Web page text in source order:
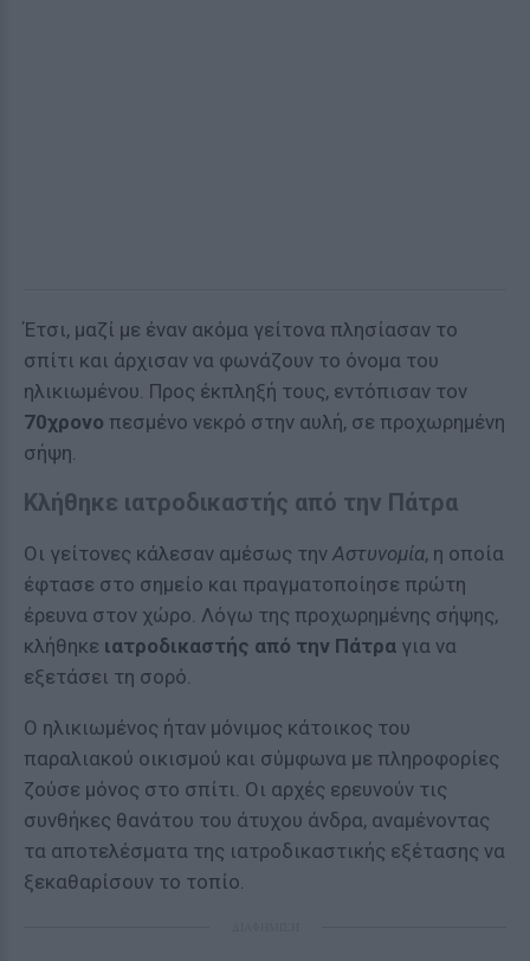
Έτσι, μαζί με έναν ακόμα γείτονα πλησίασαν το
σπίτι και άρχισαν να φωνάζουν το όνομα του
ηλικιωμένου. Προς έκπληξή τους, εντόπισαν τον
70χρονο πεσμένο νεκρό στην αυλή, σε προχωρημένη
σήψη.
Κλήθηκε ιατροδικαστής από την Πάτρα
Οι γείτονες κάλεσαν αμέσως την Αστυνομία, η οποία
έφτασε στο σημείο και πραγματοποίησε πρώτη
έρευνα στον χώρο. Λόγω της προχωρημένης σήψης,
κλήθηκε ιατροδικαστής από την Πάτρα για να
εξετάσει τη σορό.
Ο ηλικιωμένος ήταν μόνιμος κάτοικος του
παραλιακού οικισμού και σύμφωνα με πληροφορίες
ζούσε μόνος στο σπίτι. Οι αρχές ερευνούν τις
συνθήκες θανάτου του άτυχου άνδρα, αναμένοντας
τα αποτελέσματα της ιατροδικαστικής εξέτασης να
ξεκαθαρίσουν το τοπίο.